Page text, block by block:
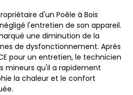
d'un Poêle à Bois
l'entretien de son appareil.
une diminution de la
de dysfonctionnement. Après
pour un entretien, le technicien
mineurs qu'il a rapidement
la chaleur et le confort